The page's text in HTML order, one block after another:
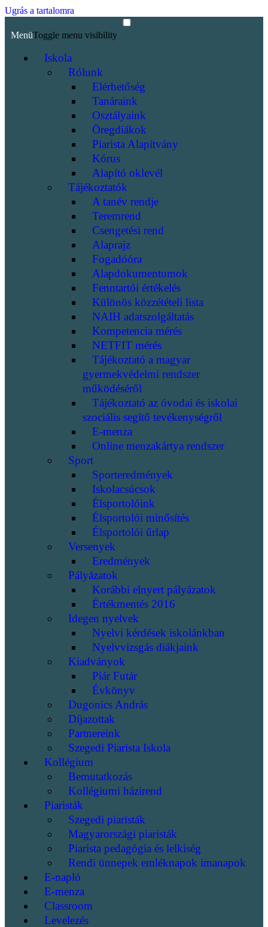
Ugrás a tartalomra
MenüToggle menu visibility
Iskola
Rólunk
Elérhetőség
Tanáraink
Osztályaink
Öregdiákok
Piarista Alapítvány
Kórus
Alapító oklevél
Tájékoztatók
A tanév rendje
Teremrend
Csengetési rend
Alaprajz
Fogadóóra
Alapdokumentumok
Fenntartói értékelés
Különös közzétételi lista
NAIH adatszolgáltatás
Kompetencia mérés
NETFIT mérés
Tájékoztató a magyar
gyermekvédelmi rendszer
működéséről
Tájékoztató az óvodai és iskolai
szociális segítő tevékenységről
E-menza
Online menzakártya rendszer
Sport
Sporteredmények
Iskolacsúcsok
Élsportolóink
Élsportolói minősítés
Élsportolói űrlap
Versenyek
Eredmények
Pályázatok
Korábbi elnyert pályázatok
Értékmentés 2016
Idegen nyelvek
Nyelvi kérdések iskolánkban
Nyelvvizsgás diákjaink
Kiadványok
Piár Futár
Évkönyv
Dugonics András
Díjazottak
Partnereink
Szegedi Piarista Iskola
Kollégium
Bemutatkozás
Kollégiumi házirend
Piaristák
Szegedi piaristák
Magyarországi piaristák
Piarista pedagógia és lelkiség
Rendi ünnepek emléknapok imanapok
E-napló
E-menza
Classroom
Levelezés